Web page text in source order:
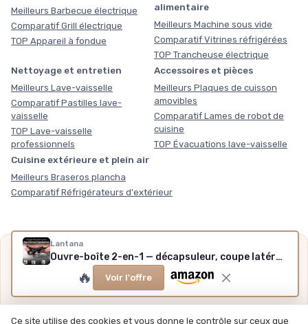
Lantana
Ouvre-boîte 2-en-1 — décapsuleur, coupe latérale inox
🔥 Voir l'offre
Meilleurs Barbecue électrique
Comparatif Grill électrique
TOP Appareil à fondue
alimentaire
Meilleurs Machine sous vide
Comparatif Vitrines réfrigérées
TOP Trancheuse électrique
Nettoyage et entretien
Meilleurs Lave-vaisselle
Comparatif Pastilles lave-
vaisselle
TOP Lave-vaisselle
professionnels
Accessoires et pièces
Meilleurs Plaques de cuisson
amovibles
Comparatif Lames de robot de
cuisine
TOP Évacuations lave-vaisselle
Cuisine extérieure et plein air
Meilleurs Braseros plancha
Comparatif Réfrigérateurs d'extérieur
Nos outils gratuits
Des chiffres plutôt que des impressions, sans inscription,
méthode et sources expliquées.
Ce site utilise des cookies et vous donne le contrôle sur ceux que